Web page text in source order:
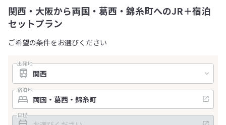
関西・大阪から両国・葛西・錦糸町へのJR＋宿泊
セットプラン
ご希望の条件をお選びください
出発地
宿泊地
日程